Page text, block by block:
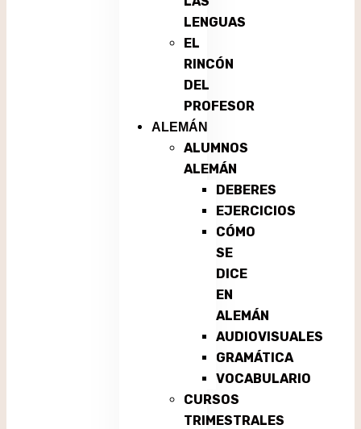
LENGUAS
EL
RINCÓN
DEL
PROFESOR
ALEMÁN
ALUMNOS
ALEMÁN
DEBERES
EJERCICIOS
CÓMO
SE
DICE
EN
ALEMÁN
AUDIOVISUALES
GRAMÁTICA
VOCABULARIO
CURSOS
TRIMESTRALES